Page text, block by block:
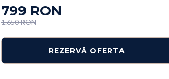
799 RON
1.650 RON